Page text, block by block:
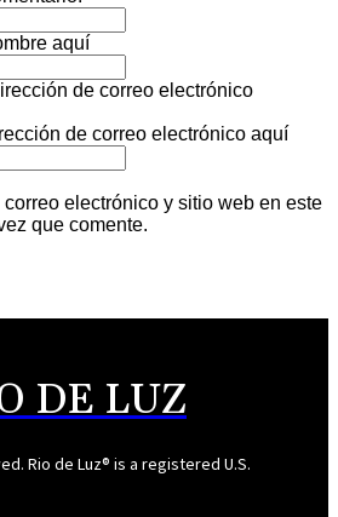
aquí
de correo electrónico
de correo electrónico aquí
electrónico y sitio web en este
que comente.
DE LUZ
Rio de Luz® is a registered U.S.